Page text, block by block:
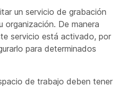
un servicio de grabación
organización. De manera
servicio está activado, por
para determinados
de trabajo deben tener